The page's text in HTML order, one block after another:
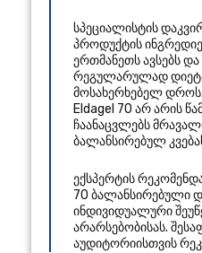
სპეციალისტის
პროდუქტის
ერთმანეთს ავსებს
რეგულარულად
მოსახერხებელ
Eldagel 70 არ არის
ჩაანაცვლებს
ბალანსირებულ
ექსპერტის
70 ბალანსირებული
ინდივიდუალური
არარსებობისას.
აუდიტორიისთვის